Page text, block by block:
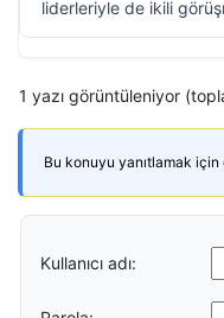
liderleriyle de ikili
1 yazı görüntüleniyor
Bu konuyu yanıtlamak için
Kullanıcı adı: